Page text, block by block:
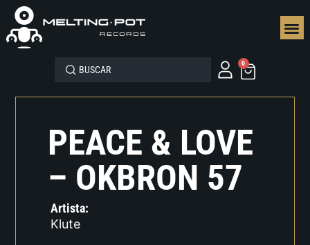
0
PEACE & LOVE
– OKBRON 57
Artista:
Klute